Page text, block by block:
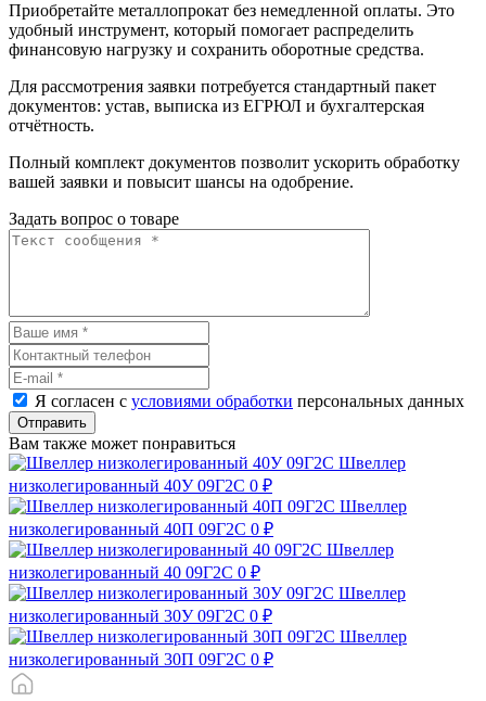
Приобретайте металлопрокат без немедленной оплаты. Это
удобный инструмент, который помогает распределить
финансовую нагрузку и сохранить оборотные средства.
Для рассмотрения заявки потребуется стандартный пакет
документов: устав, выписка из ЕГРЮЛ и бухгалтерская
отчётность.
Полный комплект документов позволит ускорить обработку
вашей заявки и повысит шансы на одобрение.
Задать вопрос о товаре
Я согласен с условиями обработки персональных данных
Отправить
Вам также может понравиться
Швеллер
низколегированный 40У 09Г2С 0 ₽
Швеллер
низколегированный 40П 09Г2С 0 ₽
Швеллер
низколегированный 40 09Г2С 0 ₽
Швеллер
низколегированный 30У 09Г2С 0 ₽
Швеллер
низколегированный 30П 09Г2С 0 ₽